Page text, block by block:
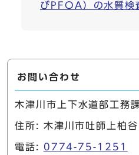
びPFOA）の水質検
お問い合わせ
木津川市上下水道部工務
住所: 木津川市吐師上柏
電話: 0774-75-1251